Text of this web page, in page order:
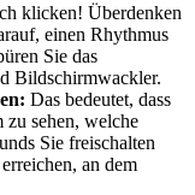
klicken! Überdenken
einen Rhythmus
Sie das
Bildschirmwackler.
Das bedeutet, dass
sehen, welche
Sie freischalten
an dem